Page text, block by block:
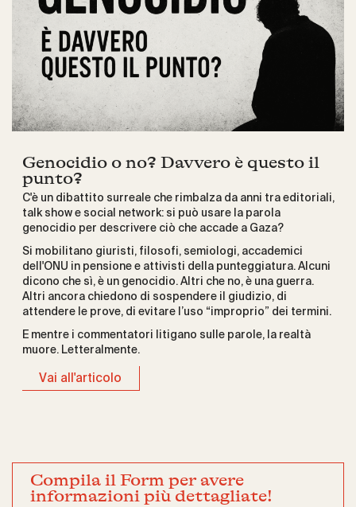
Genocidio o no? Davvero è questo il
punto?
C'è un dibattito surreale che rimbalza da anni tra editoriali,
talk show e social network: si può usare la parola
genocidio per descrivere ciò che accade a Gaza?
Si mobilitano giuristi, filosofi, semiologi, accademici
dell'ONU in pensione e attivisti della punteggiatura. Alcuni
dicono che sì, è un genocidio. Altri che no, è una guerra.
Altri ancora chiedono di sospendere il giudizio, di
attendere le prove, di evitare l’uso “improprio” dei termini.
E mentre i commentatori litigano sulle parole, la realtà
muore. Letteralmente.
Vai all'articolo
Compila il Form per avere
informazioni più dettagliate!